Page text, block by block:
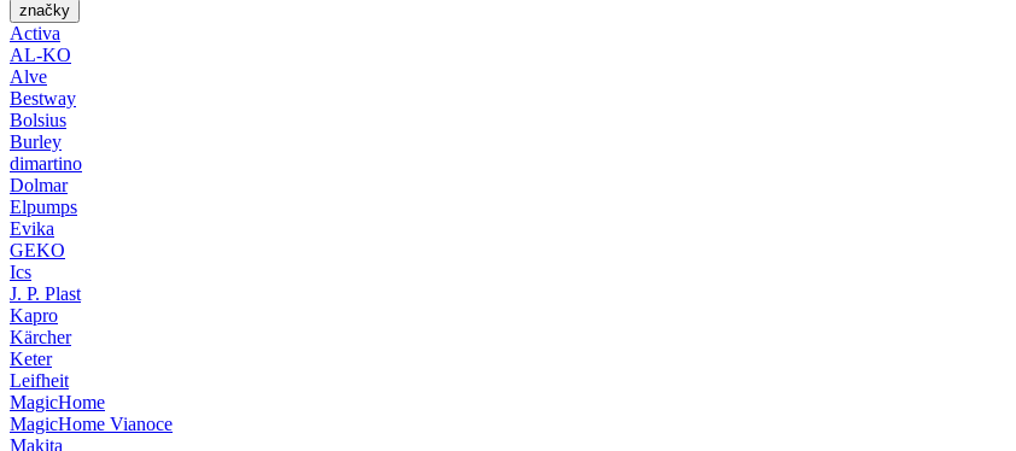
značky
Activa
AL-KO
Alve
Bestway
Bolsius
Burley
dimartino
Dolmar
Elpumps
Evika
GEKO
Ics
J. P. Plast
Kapro
Kärcher
Keter
Leifheit
MagicHome
MagicHome Vianoce
Makita